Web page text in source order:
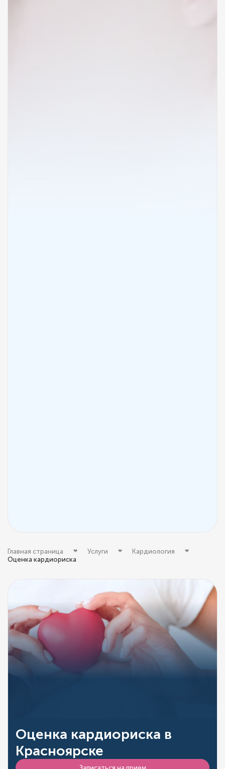
Главная страница Услуги
Кардиология
Оценка кардиориска
Оценка кардиориска в
Красноярске